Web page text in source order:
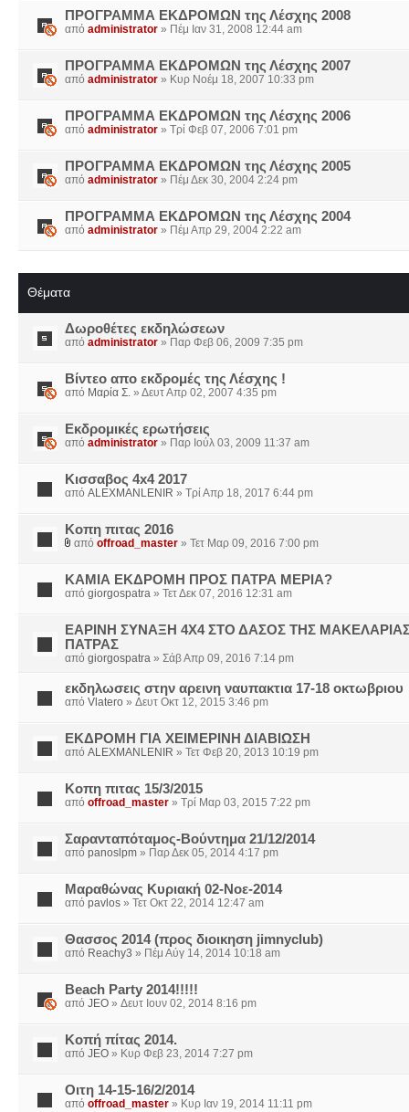
ΠΡΟΓΡΑΜΜΑ EKΔΡΟΜΩΝ της Λέσχης 2008
από administrator » Πέμ Ιαν 31, 2008 12:44 am
ΠΡΟΓΡΑΜΜΑ EKΔΡΟΜΩΝ της Λέσχης 2007
από administrator » Κυρ Νοέμ 18, 2007 10:33 pm
ΠΡΟΓΡΑΜΜΑ EKΔΡΟΜΩΝ της Λέσχης 2006
από administrator » Τρί Φεβ 07, 2006 7:01 pm
ΠΡΟΓΡΑΜΜΑ EKΔΡΟΜΩΝ της Λέσχης 2005
από administrator » Πέμ Δεκ 30, 2004 2:24 pm
ΠΡΟΓΡΑΜΜΑ EKΔΡΟΜΩΝ της Λέσχης 2004
από administrator » Πέμ Απρ 29, 2004 2:22 am
Θέματα
Δωροθέτες εκδηλώσεων
από administrator » Παρ Φεβ 06, 2009 7:35 pm
Βίντεο απο εκδρομές της Λέσχης !
από Μαρία Σ. » Δευτ Απρ 02, 2007 4:35 pm
Εκδρομικές ερωτήσεις
από administrator » Παρ Ιούλ 03, 2009 11:37 am
Κισσαβος 4x4 2017
από ALEXMANLENIR » Τρί Απρ 18, 2017 6:44 pm
Κοπη πιτας 2016
από offroad_master » Τετ Μαρ 09, 2016 7:00 pm
ΚΑΜΙΑ ΕΚΔΡΟΜΗ ΠΡΟΣ ΠΑΤΡΑ ΜΕΡΙΑ?
από giorgospatra » Τετ Δεκ 07, 2016 12:31 am
ΕΑΡΙΝΗ ΣΥΝΑΞΗ 4Χ4 ΣΤΟ ΔΑΣΟΣ ΤΗΣ
ΠΑΤΡΑΣ
από giorgospatra » Σάβ Απρ 09, 2016 7:14 pm
εκδηλωσεις στην αρεινη ναυπακτια 17-18 οκτωβριου
από Vlatero » Δευτ Οκτ 12, 2015 3:46 pm
ΕΚΔΡΟΜΗ ΓΙΑ ΧΕΙΜΕΡΙΝΗ ΔΙΑΒΙΩΣΗ
από ALEXMANLENIR » Τετ Φεβ 20, 2013 10:19 pm
Κοπη πιτας 15/3/2015
από offroad_master » Τρί Μαρ 03, 2015 7:22 pm
Σαρανταπόταμος-Βούντημα 21/12/2014
από panoslpm » Παρ Δεκ 05, 2014 4:17 pm
Μαραθώνας Κυριακή 02-Νοε-2014
από pavlos » Τετ Οκτ 22, 2014 12:47 am
Θασσος 2014 (προς διοικηση jimnyclub)
από Reachy3 » Πέμ Αύγ 14, 2014 10:18 am
Beach Party 2014!!!!!
από JEO » Δευτ Ιουν 02, 2014 8:16 pm
Κοπή πίτας 2014.
από JEO » Κυρ Φεβ 23, 2014 7:27 pm
Οιτη 14-15-16/2/2014
από offroad_master » Κυρ Ιαν 19, 2014 11:11 pm